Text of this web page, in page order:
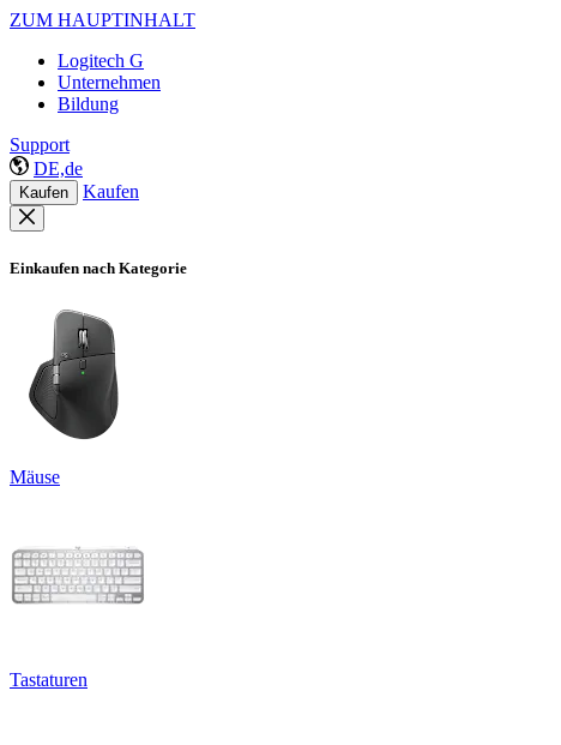
ZUM HAUPTINHALT
Logitech G
Unternehmen
Bildung
Support
DE,de
Kaufen Kaufen
Einkaufen nach Kategorie
Mäuse
Tastaturen